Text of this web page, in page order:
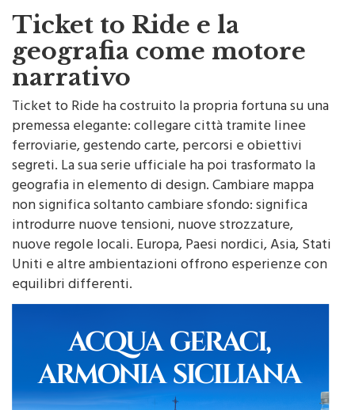
Ticket to Ride e la
geografia come motore
narrativo
Ticket to Ride ha costruito la propria fortuna su una
premessa elegante: collegare città tramite linee
ferroviarie, gestendo carte, percorsi e obiettivi
segreti. La sua serie ufficiale ha poi trasformato la
geografia in elemento di design. Cambiare mappa
non significa soltanto cambiare sfondo: significa
introdurre nuove tensioni, nuove strozzature,
nuove regole locali. Europa, Paesi nordici, Asia, Stati
Uniti e altre ambientazioni offrono esperienze con
equilibri differenti.